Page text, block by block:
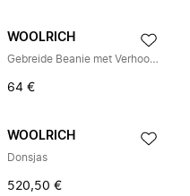
WOOLRICH
Gebreide Beanie met Verhoogd Logo
64 €
WOOLRICH
Donsjas
520,50 €